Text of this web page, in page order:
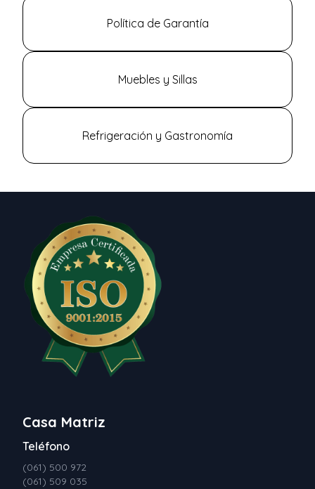
Política de Garantía
Muebles y Sillas
Refrigeración y Gastronomía
Casa Matriz
Teléfono
(061) 500 972
(061) 509 035